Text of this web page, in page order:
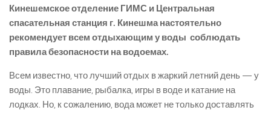
Кинешемское отделение ГИМС и Центральная
спасательная станция г. Кинешма настоятельно
рекомендует всем отдыхающим у воды соблюдать
правила безопасности на водоемах.
Всем известно, что лучший отдых в жаркий летний день — у
воды. Это плавание, рыбалка, игры в воде и катание на
лодках. Но, к сожалению, вода может не только доставлять